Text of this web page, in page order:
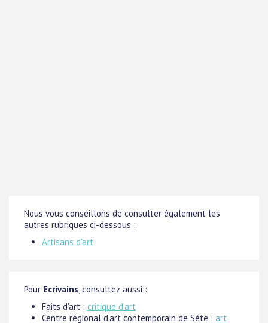
Nous vous conseillons de consulter également les
autres rubriques ci-dessous :
Artisans d'art
Pour Ecrivains, consultez aussi :
Faits d'art : critique d'art
Centre régional d'art contemporain de Sète : art